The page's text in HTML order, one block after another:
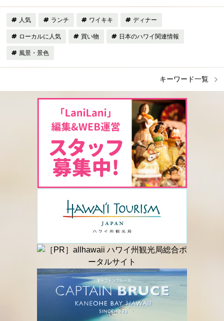
人気 ランチ ワイキキ ディナー
ローカルに人気 買い物 日本のハワイ関連情報
風景・景色
キーワード一覧